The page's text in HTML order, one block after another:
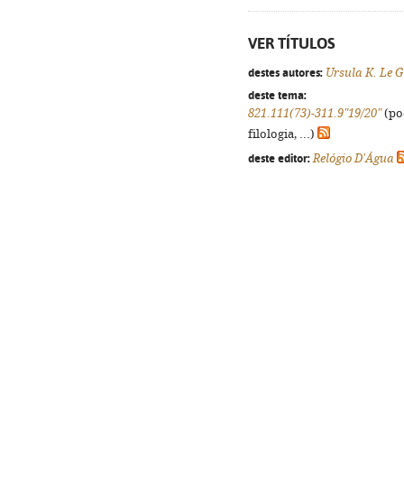
VER TÍTULOS
destes autores: Ursula K. Le
deste tema:
821.111(73)-311.9"19/20"
filologia, ...)
deste editor: Relógio D'Água